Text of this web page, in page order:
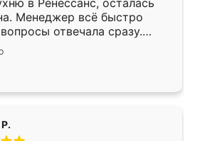
в Ренессанс, осталась
Менеджер всё быстро
отвечала сразу.
в субботу, подошёл к
Собрали
работали аккуратно, даже